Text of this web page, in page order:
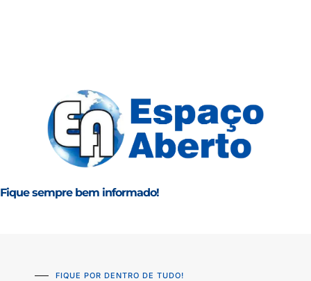
Fique sempre bem informado!
FIQUE POR DENTRO DE TUDO!